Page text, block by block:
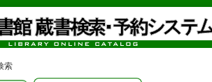
索